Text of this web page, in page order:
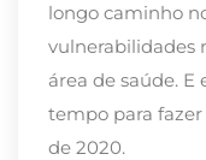
longo caminho
vulnerabilidades
área de saúde. E
tempo para fazer
de 2020.